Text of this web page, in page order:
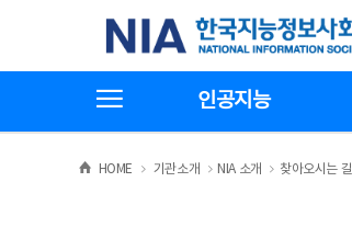
기
한국지능정보사회진흥원
인공지능
HOME >
기관소개 >NIA 소개 >
찾아오시는 길